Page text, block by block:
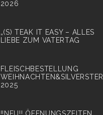
2026
„(S) TEAK IT EASY – ALLES
LIEBE ZUM VATERTAG
FLEISCHBESTELLUNG
WEIHNACHTEN&SILVERSTER
2025